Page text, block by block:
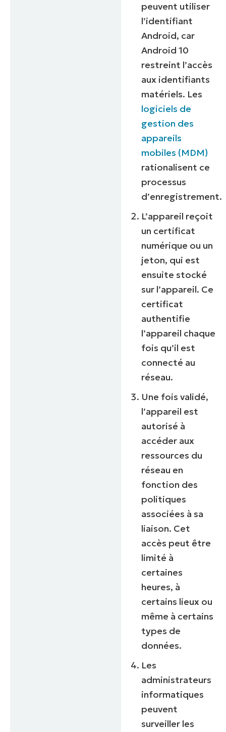
peuvent utiliser
l’identifiant
Android, car
Android 10
restreint l’accès
aux identifiants
matériels. Les
logiciels de
gestion des
appareils
mobiles (MDM)
rationalisent ce
processus
d’enregistrement.
L’appareil reçoit
un certificat
numérique ou un
jeton, qui est
ensuite stocké
sur l’appareil. Ce
certificat
authentifie
l’appareil chaque
fois qu’il est
connecté au
réseau.
Une fois validé,
l’appareil est
autorisé à
accéder aux
ressources du
réseau en
fonction des
politiques
associées à sa
liaison. Cet
accès peut être
limité à
certaines
heures, à
certains lieux ou
même à certains
types de
données.
Les
administrateurs
informatiques
peuvent
surveiller les